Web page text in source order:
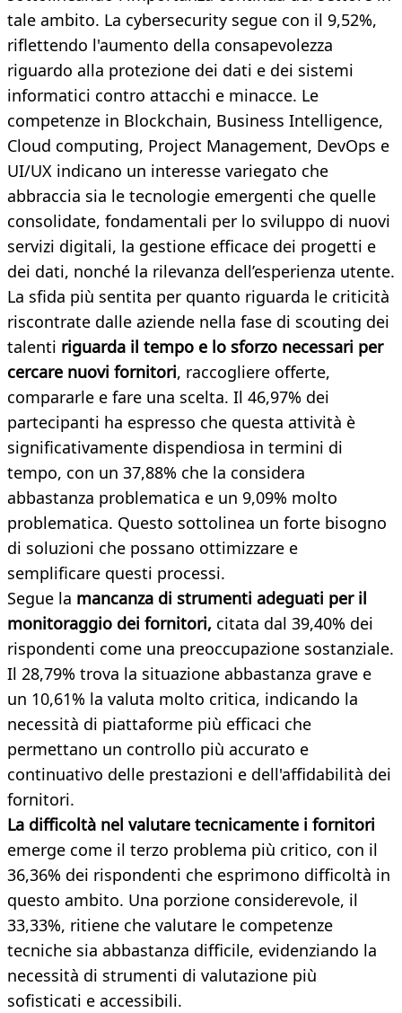
tale ambito. La cybersecurity segue con il 9,52%,
riflettendo l'aumento della consapevolezza
riguardo alla protezione dei dati e dei sistemi
informatici contro attacchi e minacce. Le
competenze in Blockchain, Business Intelligence,
Cloud computing, Project Management, DevOps e
UI/UX indicano un interesse variegato che
abbraccia sia le tecnologie emergenti che quelle
consolidate, fondamentali per lo sviluppo di nuovi
servizi digitali, la gestione efficace dei progetti e
dei dati, nonché la rilevanza dell’esperienza utente.
La sfida più sentita per quanto riguarda le criticità
riscontrate dalle aziende nella fase di scouting dei
talenti riguarda il tempo e lo sforzo necessari per
cercare nuovi fornitori, raccogliere offerte,
compararle e fare una scelta. Il 46,97% dei
partecipanti ha espresso che questa attività è
significativamente dispendiosa in termini di
tempo, con un 37,88% che la considera
abbastanza problematica e un 9,09% molto
problematica. Questo sottolinea un forte bisogno
di soluzioni che possano ottimizzare e
semplificare questi processi.
Segue la mancanza di strumenti adeguati per il
monitoraggio dei fornitori, citata dal 39,40% dei
rispondenti come una preoccupazione sostanziale.
Il 28,79% trova la situazione abbastanza grave e
un 10,61% la valuta molto critica, indicando la
necessità di piattaforme più efficaci che
permettano un controllo più accurato e
continuativo delle prestazioni e dell'affidabilità dei
fornitori.
La difficoltà nel valutare tecnicamente i fornitori
emerge come il terzo problema più critico, con il
36,36% dei rispondenti che esprimono difficoltà in
questo ambito. Una porzione considerevole, il
33,33%, ritiene che valutare le competenze
tecniche sia abbastanza difficile, evidenziando la
necessità di strumenti di valutazione più
sofisticati e accessibili.